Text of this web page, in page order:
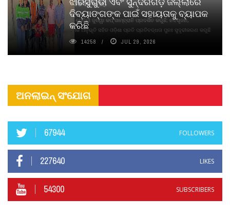
ନବସୃଜନ ଉନ୍ମୋଚନ କଲା
ବାଉଁଶ ବିହୀନ କଠିନ ଧୂପ ଏବଂ ମେଦିନୀ ଜୁଡୱା କପ୍‌ ସାମ୍ବ୍ରାନି ପ୍ରଦର୍ଶିତ କରୁଛି; ନବସୃଜନ,
ଦୀର୍ଘସ୍ଥାୟିତା ଏବଂ ଆଧ୍ୟାତ୍ମିକ ଅନୁଭୂତି ସହିତ ଓଡ଼ିଶା ପ୍ରତି ପ୍ରତିବଦ୍ଧତା ପୁନଃ ସୁଦୃଢୀକରଣ କରୁଛି
ଦିବ୍ୟାଙ୍ଗଙ୍କ ପାଇଁ ସହାୟତାକୁ ବ୍ୟାପକ
କରିଛି
14258 JUL 29, 2026
ଅନଲାଇନ୍ ସଂଯୋଗ
67944 FOLLOWERS
227640 LIKES
54300 SUBSCRIBERS